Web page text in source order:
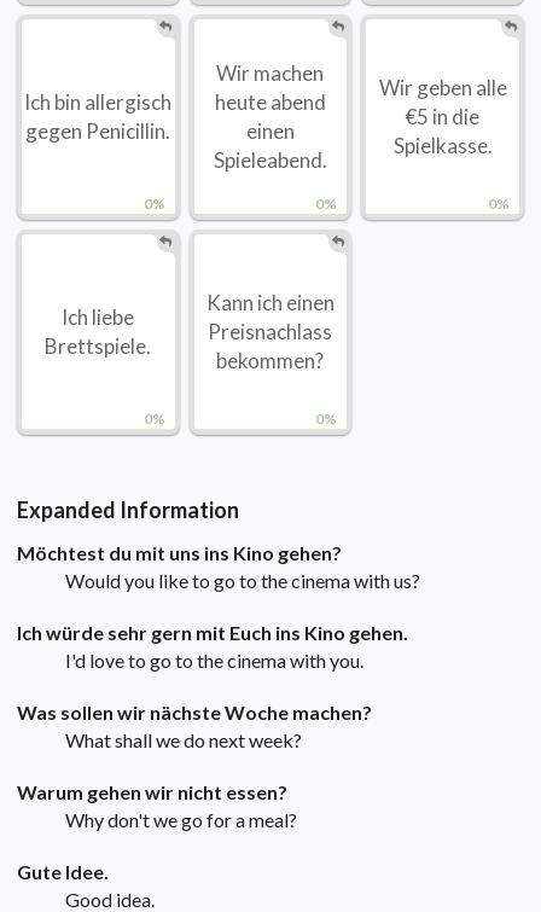
0%
Ich bin allergisch
gegen Penicillin.
0%
Wir machen
heute abend
einen
Spieleabend.
0%
Wir geben alle
€5 in die
Spielkasse.
0%
Ich liebe
Brettspiele.
0%
Kann ich einen
Preisnachlass
bekommen?
Expanded Information
Möchtest du mit uns ins Kino gehen?
Would you like to go to the cinema with us?
Ich würde sehr gern mit Euch ins Kino gehen.
I'd love to go to the cinema with you.
Was sollen wir nächste Woche machen?
What shall we do next week?
Warum gehen wir nicht essen?
Why don't we go for a meal?
Gute Idee.
Good idea.